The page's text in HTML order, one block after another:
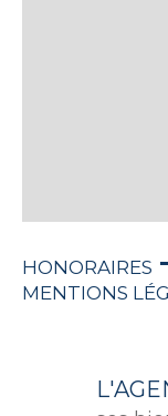
HONORAIRES
MENTIONS